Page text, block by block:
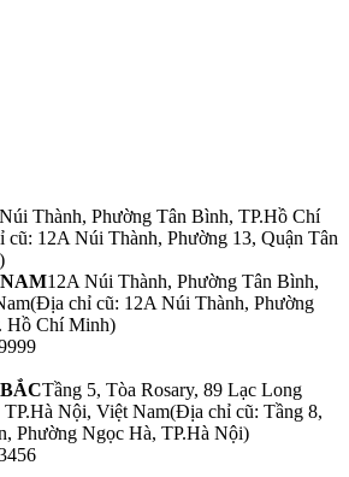
Thành, Phường Tân Bình, TP.Hồ Chí
cũ: 12A Núi Thành, Phường 13, Quận Tân
12A Núi Thành, Phường Tân Bình,
(Địa chỉ cũ: 12A Núi Thành, Phường
Hồ Chí Minh)
Tầng 5, Tòa Rosary, 89 Lạc Long
Nội, Việt Nam(Địa chỉ cũ: Tầng 8,
Phường Ngọc Hà, TP.Hà Nội)